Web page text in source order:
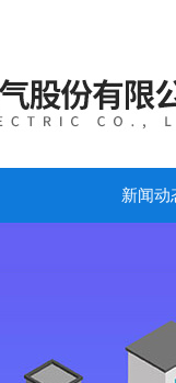
新闻动